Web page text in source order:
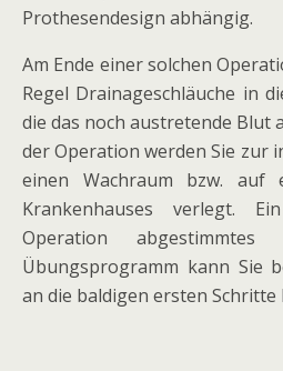
Prothesendesign abhängig.
Am Ende einer solchen
Regel Drainageschläuche in
die das noch austretende Blut
der Operation werden Sie zur
einen Wachraum bzw. auf
Krankenhauses verlegt.
Operation abgestimmtes
Übungsprogramm kann Sie
an die baldigen ersten